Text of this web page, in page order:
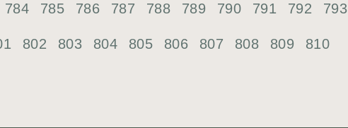
784 785 786 787 788 789 790 791 792 793
802 803 804 805 806 807 808 809 810